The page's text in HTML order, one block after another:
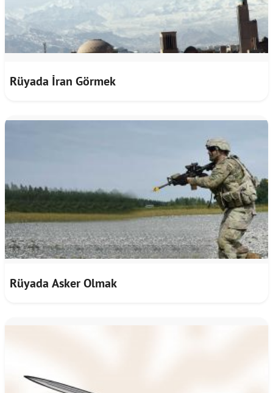
Rüyada İran Görmek
Rüyada Asker Olmak